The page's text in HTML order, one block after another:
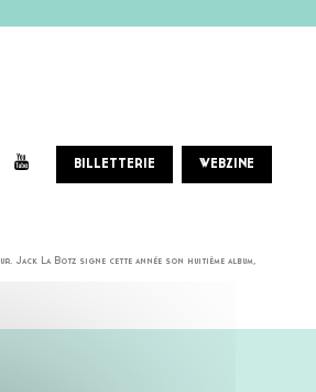
BILLETTERIE WEBZINE
Jack La Botz signe cette année son huitième album,